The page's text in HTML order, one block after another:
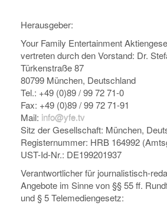
Herausgeber:
Your Family Entertainment
vertreten durch den Vorstand: Dr.
Türkenstraße 87
80799 München, Deutschland
Tel.: +49 (0)89 / 99 72 71-0
Fax: +49 (0)89 / 99 72 71-91
Mail: info@yfe.tv
Sitz der Gesellschaft: München,
Registernummer: HRB 164992
UST-Id-Nr.: DE199201937
Verantwortlicher für journalistisch-
Angebote im Sinne von §§ 55 ff.
und § 5 Telemediengesetz: